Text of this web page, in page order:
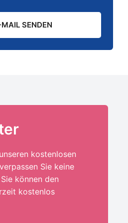
SENDEN
kostenlosen
Sie keine
können den
kostenlos